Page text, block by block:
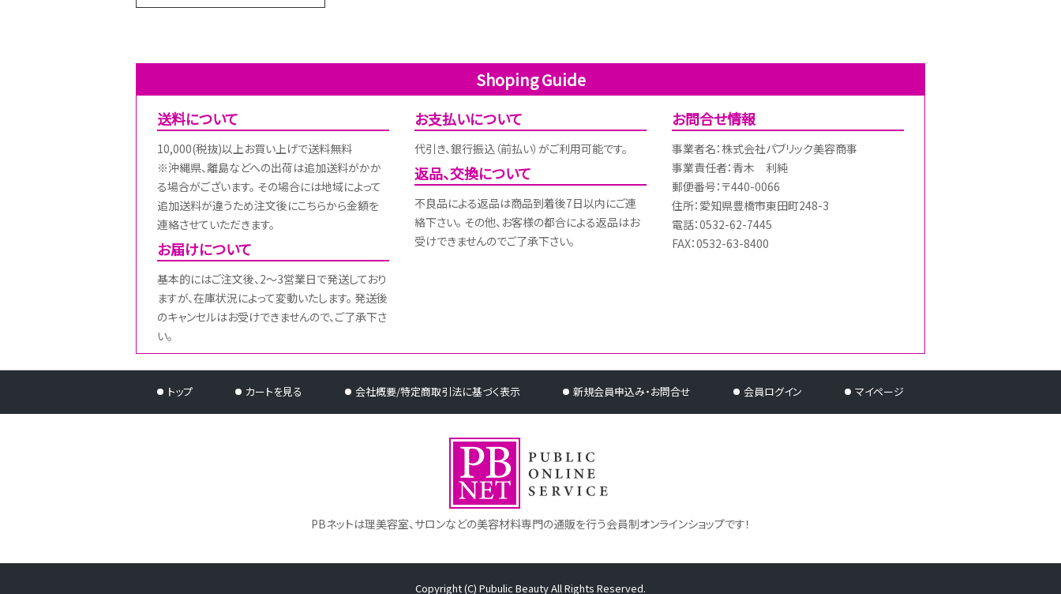
Shoping Guide
送料について
10,000(税抜)以上お買い上げで送料無料
※沖縄県、離島などへの出荷は追加送料がかか
る場合がございます。 その場合には地域によって
追加送料が違うため注文後にこちらから金額を
連絡させていただきます。
お届けについて
基本的にはご注文後、2～3営業日で発送しており
ますが、在庫状況によって変動いたします。 発送後
のキャンセルはお受けできませんので、ご了承下さ
い。
お支払いについて
代引き、銀行振込（前払い）がご利用可能です。
返品、交換について
不良品による返品は商品到着後7日以内にご連
絡下さい。 その他、お客様の都合による返品はお
受けできませんのでご了承下さい。
お問合せ情報
事業者名：株式会社パブリック美容商事
事業責任者：青木 利純
郵便番号：〒440-0066
住所：愛知県豊橋市東田町248-3
電話：0532-62-7445
FAX：0532-63-8400
トップ カートを見る 会社概要/特定商取引法に基づく表示 新規会員申込み・お問合せ 会員ログイン マイページ
PBネットは理美容室、サロンなどの美容材料専門の通販を行う会員制オンラインショップです！
Copyright (C) Pubulic Beauty All Rights Reserved.